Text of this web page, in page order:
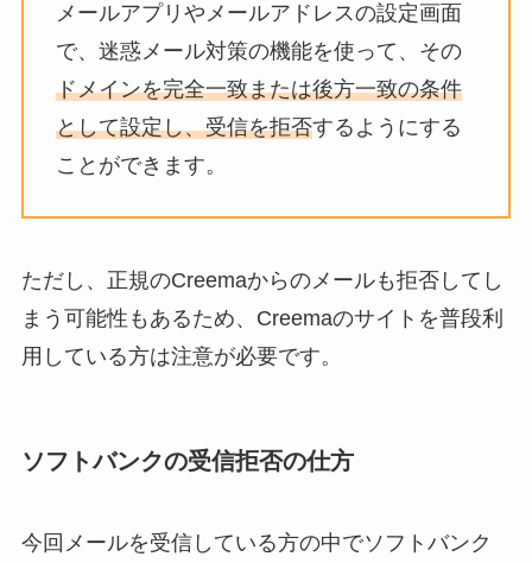
メールアプリやメールアドレスの設定画面
で、迷惑メール対策の機能を使って、その
ドメインを完全一致または後方一致の条件
として設定し、受信を拒否するようにする
ことができます。
ただし、正規のCreemaからのメールも拒否してし
まう可能性もあるため、Creemaのサイトを普段利
用している方は注意が必要です。
ソフトバンクの受信拒否の仕方
今回メールを受信している方の中でソフトバンク